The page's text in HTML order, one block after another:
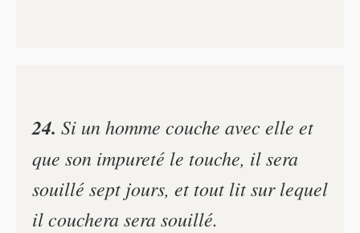
24. Si un homme couche avec elle et
que son impureté le touche, il sera
souillé sept jours, et tout lit sur lequel
il couchera sera souillé.